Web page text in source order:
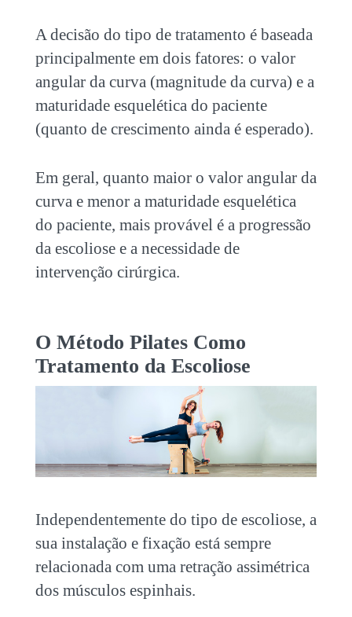
A decisão do tipo de tratamento é baseada
principalmente em dois fatores: o valor
angular da curva (magnitude da curva) e a
maturidade esquelética do paciente
(quanto de crescimento ainda é esperado).
Em geral, quanto maior o valor angular da
curva e menor a maturidade esquelética
do paciente, mais provável é a progressão
da escoliose e a necessidade de
intervenção cirúrgica.
O Método Pilates Como
Tratamento da Escoliose
Independentemente do tipo de escoliose, a
sua instalação e fixação está sempre
relacionada com uma retração assimétrica
dos músculos espinhais.